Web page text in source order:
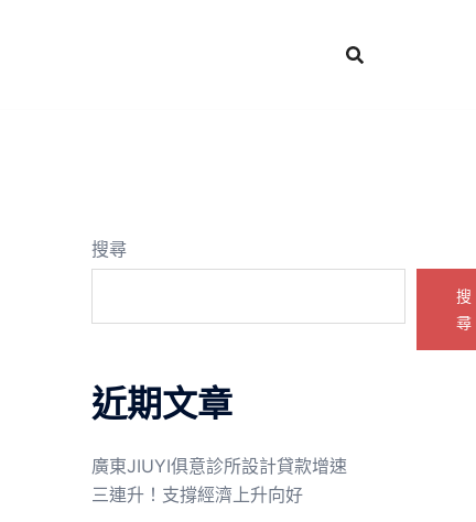
搜尋
搜
尋
近期文章
廣東JIUYI俱意診所設計貸款增速
三連升！支撐經濟上升向好